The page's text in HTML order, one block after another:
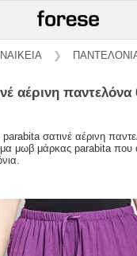
❯
parabita σατινέ αέρινη
μωβ μάρκας parabita που